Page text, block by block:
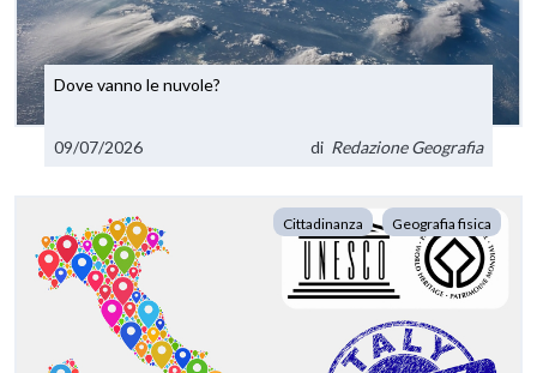
Dove vanno le nuvole?
09/07/2026 di Redazione Geografia
Cittadinanza Geografia fisica